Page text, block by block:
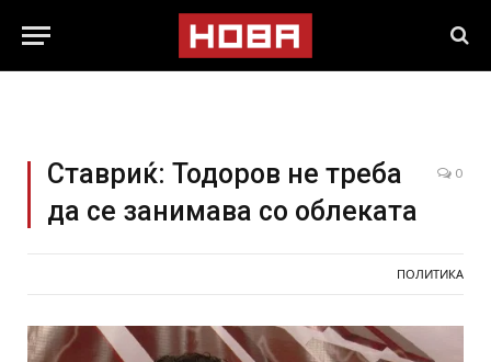
Ставриќ: Тодоров не треба
да се занимава со облеката
0
ПОЛИТИКА